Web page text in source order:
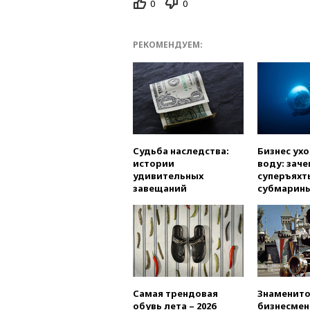
0 0
РЕКОМЕНДУЕМ:
Судьба наследства:
истории
удивительных
завещаний
Бизнес
воду:
Самая трендовая
обувь лета – 2026